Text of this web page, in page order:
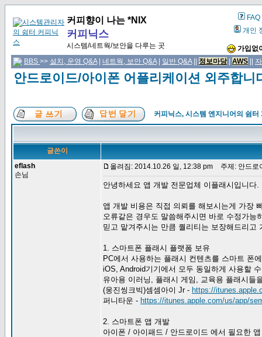
커피향이 나는 *NIX
커피닉스
시스템/네트웍/보안을 다루는 곳
FAQ
개인
가입없
BBS >> 설치, 운영 Q&A| 네트웍, 보안 Q&A| 일반 Q&A|| 정보마당| AWS
안드로이드/아이폰 어플리케이션 외주합니
커피닉스, 시스템 엔지니어의 쉼터
글쓴이
eflash
손님
올려짐: 2014.10.26 일, 12:38 pm 주제: 안드로
안녕하세요 앱 개발 전문업체 이플래시입니다.
앱 개발 비용은 직접 의뢰를 해보시는게 가장
오류같은 경우도 말씀해주시면 바로 수정가능
믿고 맡겨주시는 만큼 퀄리티는 보장해드리고
1. 스마트폰 플래시 플랫폼 보유
PC에서 사용하는 플래시 컨텐츠를 스마트 폰
iOS, Android기기에서 모두 동일하게 사용할
유아용 이러닝, 플래시 게임, 교육용 플래시들
(웅진씽크빅)셈셈아이 Jr - https://
퍼니타운 - https://itunes.apple.com/us/app/
2. 스마트폰 앱 개발
아이폰 / 아이패드 / 안드로이드 에서 필요한